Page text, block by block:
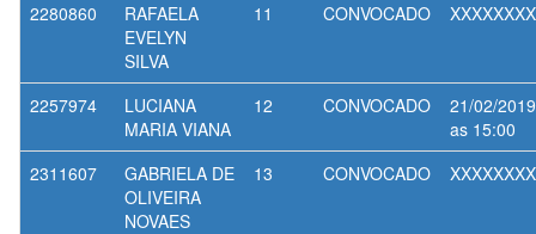
2280860
RAFAELA
EVELYN
SILVA
11 CONVOCADO
2257974
LUCIANA
MARIA VIANA
12 CONVOCADO
21/02/
as 15:00
2311607
GABRIELA DE
OLIVEIRA
NOVAES
13 CONVOCADO